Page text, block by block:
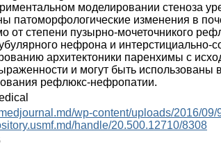
моделировании стеноза
патоморфологические изменения в
от степени пузырно-мочеточникого
нефрона и интерстициально-
архитектоники паренхимы с
и могут быть использованы
рефлюкс-нефропатии.
wp-content/uploads/2016/09/
handle/20.500.12710/8308